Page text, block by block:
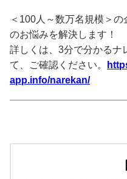
＜100人～数万名規模＞
のお悩みを解決します！
詳しくは、3分で分かるナ
て、ご確認ください。
app.info/narekan/